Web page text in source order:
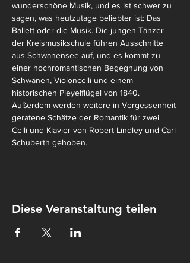
wunderschöne Musik, und es ist schwer zu
sagen, was heutzutage beliebter ist: Das
Ballett oder die Musik. Die jungen Tänzer
der Kreismusikschule führen Ausschnitte
aus Schwanensee auf, und es kommt zu
einer hochromantischen Begegnung von
Schwänen, Violoncelli und einem
historischen Pleyelflügel von 1840.
Außerdem werden weitere in Vergessenheit
geratene Schätze der Romantik für zwei
Celli und Klavier von Robert Lindley und Carl
Schuberth gehoben.
Diese Veranstaltung teilen